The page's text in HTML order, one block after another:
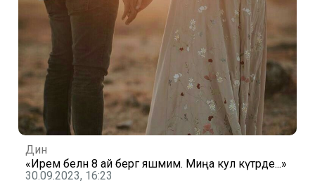
Дин
«Ирем белән 8 ай бергә яшәмим. Миңа кул күтәрде...»
30.09.2023, 16:23